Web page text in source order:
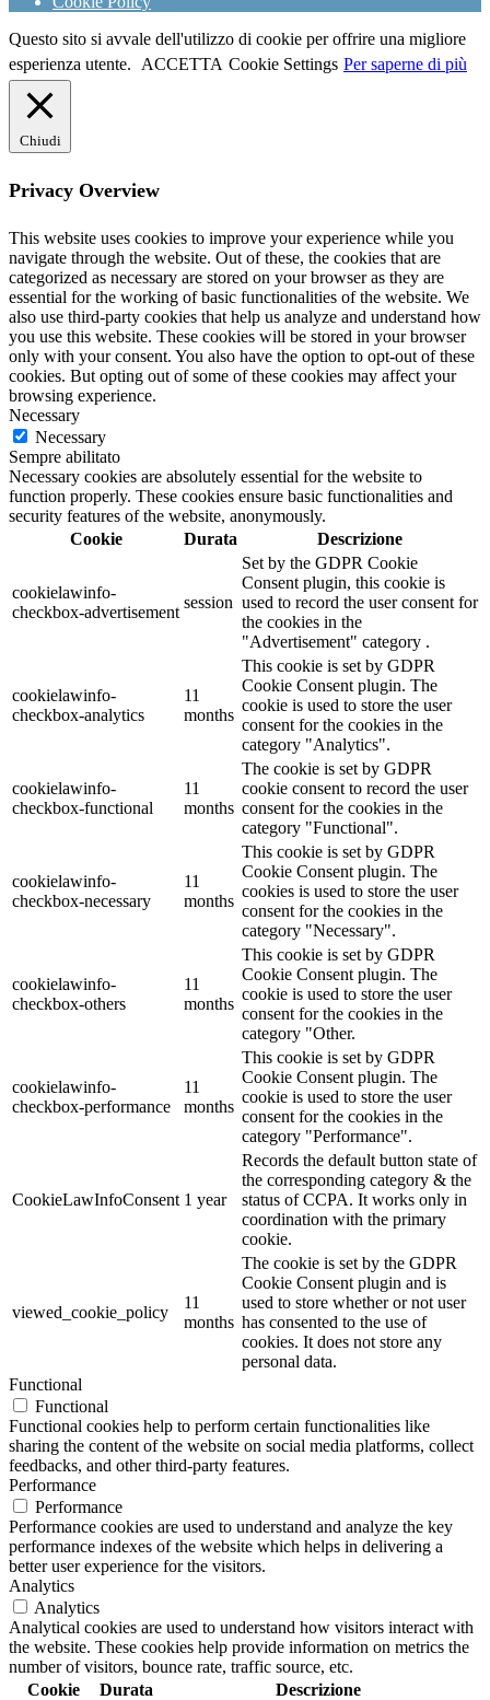
Questo sito si avvale dell'utilizzo di cookie per offrire una migliore
esperienza utente.
ACCETTA Cookie Settings Per saperne di più
Chiudi
Privacy Overview
This website uses cookies to improve your experience while you
navigate through the website. Out of these, the cookies that are
categorized as necessary are stored on your browser as they are
essential for the working of basic functionalities of the website. We
also use third-party cookies that help us analyze and understand how
you use this website. These cookies will be stored in your browser
only with your consent. You also have the option to opt-out of these
cookies. But opting out of some of these cookies may affect your
browsing experience.
Necessary
Necessary
Sempre abilitato
Necessary cookies are absolutely essential for the website to
function properly. These cookies ensure basic functionalities and
security features of the website, anonymously.
Cookie
Durata Descrizione
cookielawinfo-
checkbox-advertisement
session
Set by the GDPR Cookie
Consent plugin, this cookie is
used to record the user consent for
the cookies in the
"Advertisement" category .
cookielawinfo-
checkbox-analytics
11
months
This cookie is set by GDPR
Cookie Consent plugin. The
cookie is used to store the user
consent for the cookies in the
category "Analytics".
cookielawinfo-
checkbox-functional
11
months
The cookie is set by GDPR
cookie consent to record the user
consent for the cookies in the
category "Functional".
cookielawinfo-
checkbox-necessary
11
months
This cookie is set by GDPR
Cookie Consent plugin. The
cookies is used to store the user
consent for the cookies in the
category "Necessary".
cookielawinfo-
checkbox-others
11
months
This cookie is set by GDPR
Cookie Consent plugin. The
cookie is used to store the user
consent for the cookies in the
category "Other.
cookielawinfo-
checkbox-performance
11
months
This cookie is set by GDPR
Cookie Consent plugin. The
cookie is used to store the user
consent for the cookies in the
category "Performance".
CookieLawInfoConsent 1 year
Records the default button state of
the corresponding category & the
status of CCPA. It works only in
coordination with the primary
cookie.
viewed_cookie_policy
11
months
The cookie is set by the GDPR
Cookie Consent plugin and is
used to store whether or not user
has consented to the use of
cookies. It does not store any
personal data.
Functional
Functional
Functional cookies help to perform certain functionalities like
sharing the content of the website on social media platforms, collect
feedbacks, and other third-party features.
Performance
Performance
Performance cookies are used to understand and analyze the key
performance indexes of the website which helps in delivering a
better user experience for the visitors.
Analytics
Analytics
Analytical cookies are used to understand how visitors interact with
the website. These cookies help provide information on metrics the
number of visitors, bounce rate, traffic source, etc.
Cookie
Durata Descrizione